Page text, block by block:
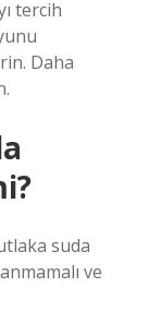
tercih
Daha
suda
ve